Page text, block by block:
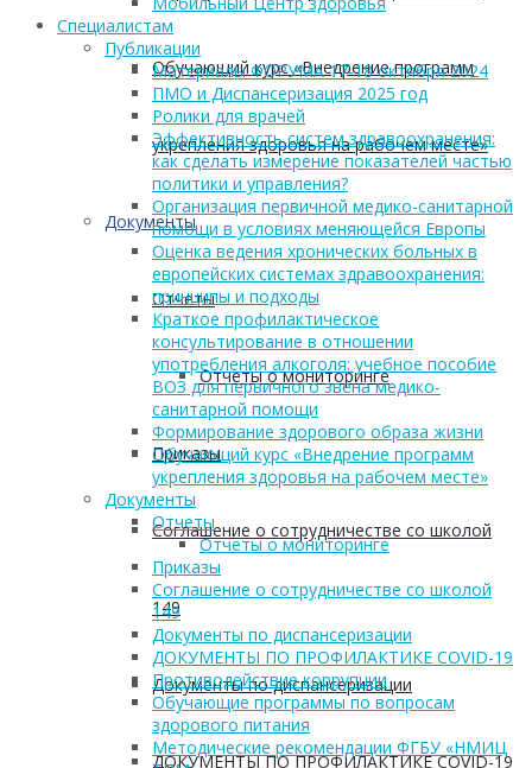
Обучающий курс «Внедрение программ
укрепления здоровья на рабочем месте»
Документы
Отчеты
Отчеты о мониторинге
Приказы
Соглашение о сотрудничестве со школой
149
Документы по диспансеризации
ДОКУМЕНТЫ ПО ПРОФИЛАКТИКЕ COVID-19
Cпециалистам
Публикации
Материалы ФОРУМА 17-18 октября 2024
ПМО и Диспансеризация 2025 год
Ролики для врачей
Эффективность систем здравоохранения:
как сделать измерение показателей частью
политики и управления?
Организация первичной медико-санитарной
помощи в условиях меняющейся Европы
Оценка ведения хронических больных в
европейских системах здравоохранения:
принципы и подходы
Краткое профилактическое
консультирование в отношении
употребления алкоголя: учебное пособие
ВОЗ для первичного звена медико-
санитарной помощи
Формирование здорового образа жизни
Обучающий курс «Внедрение программ
укрепления здоровья на рабочем месте»
Документы
Отчеты
Отчеты о мониторинге
Приказы
Соглашение о сотрудничестве со школой
149
Документы по диспансеризации
ДОКУМЕНТЫ ПО ПРОФИЛАКТИКЕ COVID-19
Противодействие коррупции
Обучающие программы по вопросам
здорового питания
Методические рекомендации ФГБУ «НМИЦ